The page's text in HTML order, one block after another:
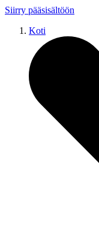
Siirry pääsisältöön
Koti